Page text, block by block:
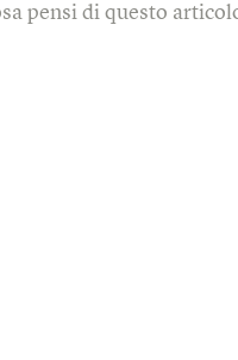
pensi di questo